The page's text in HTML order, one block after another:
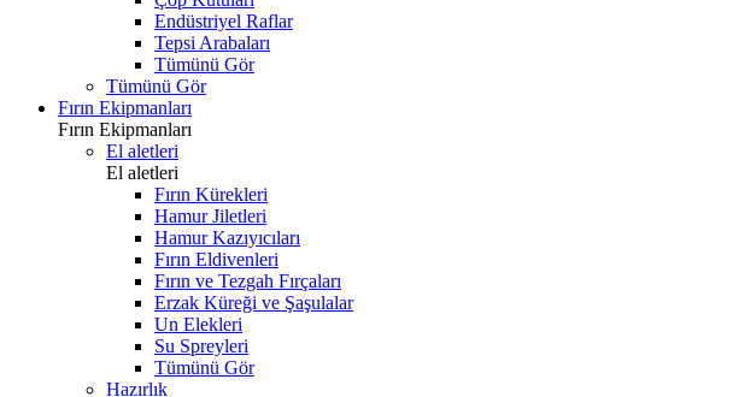
Endüstriyel Raflar
Tepsi Arabaları
Tümünü Gör
Tümünü Gör
Fırın Ekipmanları
Fırın Ekipmanları
El aletleri
El aletleri
Fırın Kürekleri
Hamur Jiletleri
Hamur Kazıyıcıları
Fırın Eldivenleri
Fırın ve Tezgah Fırçaları
Erzak Küreği ve Şaşulalar
Un Elekleri
Su Spreyleri
Tümünü Gör
Hazırlık